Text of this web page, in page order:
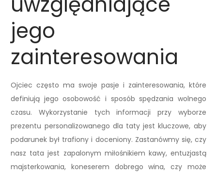
jego
zainteresowania
Ojciec często ma swoje pasje i zainteresowania, które
definiują jego osobowość i sposób spędzania wolnego
czasu. Wykorzystanie tych informacji przy wyborze
prezentu personalizowanego dla taty jest kluczowe, aby
podarunek był trafiony i doceniony. Zastanówmy się, czy
nasz tata jest zapalonym miłośnikiem kawy, entuzjastą
majsterkowania, koneserem dobrego wina, czy może